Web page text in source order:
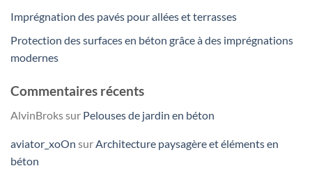
Imprégnation des pavés pour allées et terrasses
Protection des surfaces en béton grâce à des imprégnations
modernes
Commentaires récents
AlvinBrokssur Pelouses de jardin en béton
aviator_xoOn surArchitecture paysagère et éléments en
béton